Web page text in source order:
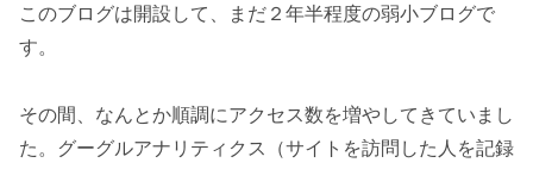
このブログは開設して、まだ２年半程度の弱小ブログで
す。
その間、なんとか順調にアクセス数を増やしてきていまし
た。グーグルアナリティクス（サイトを訪問した人を記録